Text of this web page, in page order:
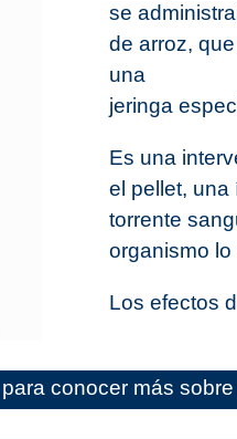
se
de arroz,
una
jeringa
Es una
el pellet, una
torrente
organismo lo
Los efectos
conocer más